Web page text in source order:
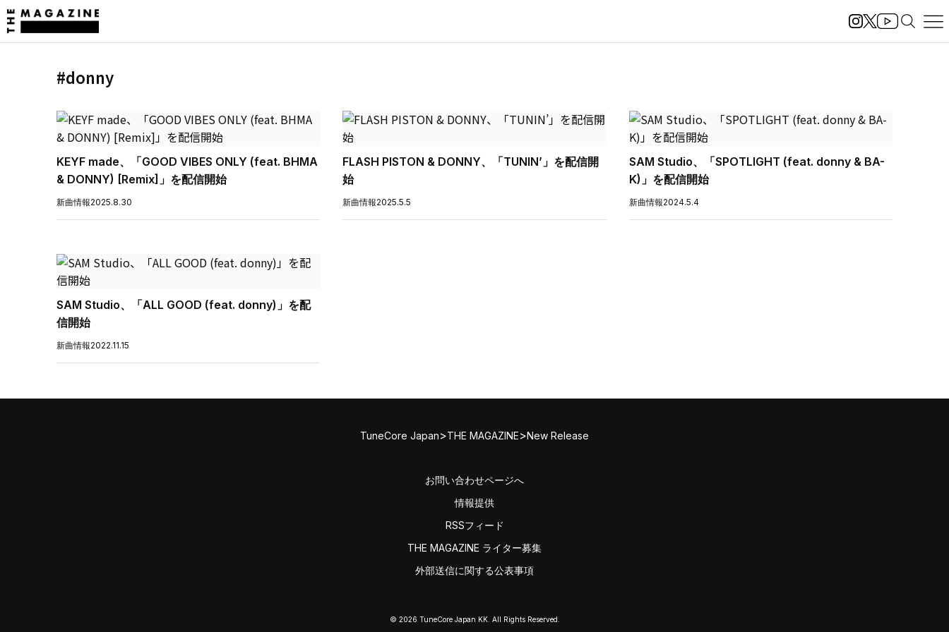
#donny
KEYF made、「GOOD VIBES ONLY (feat. BHMA
& DONNY) [Remix]」を配信開始
新曲情報2025.8.30
FLASH PISTON & DONNY、「TUNIN’」を配信開
始
新曲情報2025.5.5
SAM Studio、「SPOTLIGHT (feat. donny & BA-
K)」を配信開始
新曲情報2024.5.4
SAM Studio、「ALL GOOD (feat. donny)」を配
信開始
新曲情報2022.11.15
TuneCore Japan>THE MAGAZINE>New Release
お問い合わせページへ
情報提供
RSSフィード
THE MAGAZINE ライター募集
外部送信に関する公表事項
© 2026 TuneCore Japan KK. All Rights Reserved.